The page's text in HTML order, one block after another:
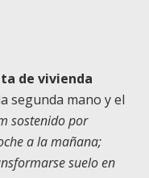
de vivienda
segunda mano y el
sostenido por
a la mañana;
suelo en